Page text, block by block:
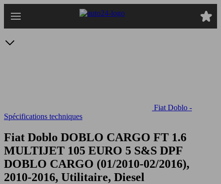
au
Fiat Doblo -
Spécifications techniques
Fiat Doblo DOBLO CARGO FT 1.6
MULTIJET 105 EURO 5 S&S DPF
DOBLO CARGO (01/2010-02/2016),
2010-2016, Utilitaire, Diesel